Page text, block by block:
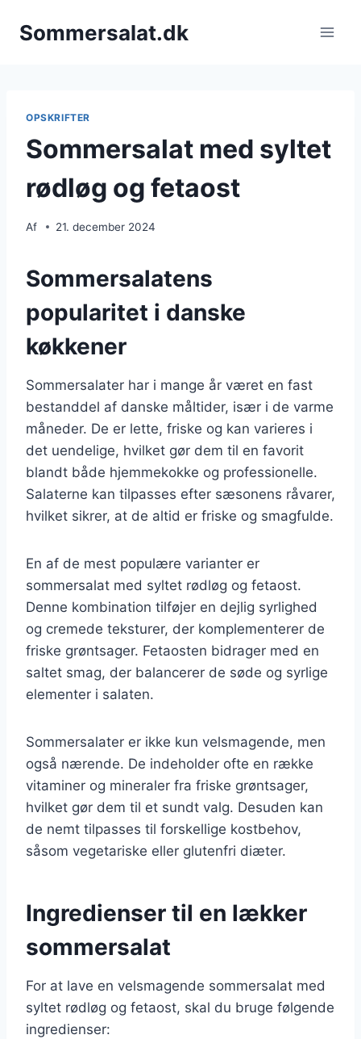
Sommersalat.dk
OPSKRIFTER
Sommersalat med syltet
rødløg og fetaost
Af 21. december 2024
Sommersalatens
popularitet i danske
køkkener
Sommersalater har i mange år været en fast
bestanddel af danske måltider, især i de varme
måneder. De er lette, friske og kan varieres i
det uendelige, hvilket gør dem til en favorit
blandt både hjemmekokke og professionelle.
Salaterne kan tilpasses efter sæsonens råvarer,
hvilket sikrer, at de altid er friske og smagfulde.
En af de mest populære varianter er
sommersalat med syltet rødløg og fetaost.
Denne kombination tilføjer en dejlig syrlighed
og cremede teksturer, der komplementerer de
friske grøntsager. Fetaosten bidrager med en
saltet smag, der balancerer de søde og syrlige
elementer i salaten.
Sommersalater er ikke kun velsmagende, men
også nærende. De indeholder ofte en række
vitaminer og mineraler fra friske grøntsager,
hvilket gør dem til et sundt valg. Desuden kan
de nemt tilpasses til forskellige kostbehov,
såsom vegetariske eller glutenfri diæter.
Ingredienser til en lækker
sommersalat
For at lave en velsmagende sommersalat med
syltet rødløg og fetaost, skal du bruge følgende
ingredienser: